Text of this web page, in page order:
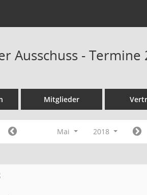
Ausschuss - Termine
Mitglieder
Mai 2018